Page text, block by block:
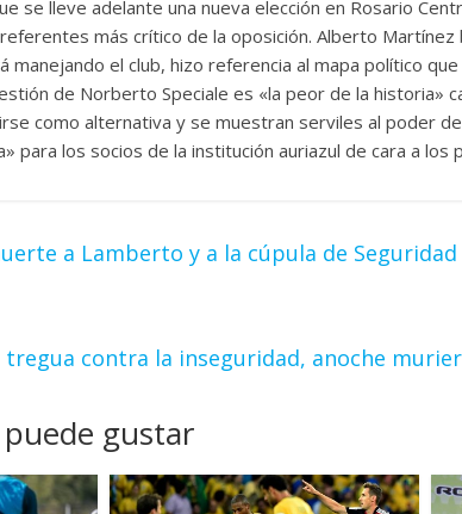
se lleve adelante una nueva elección en Rosario
más crítico de la oposición. Alberto
manejando el club, hizo referencia al mapa político
de Norberto Speciale es «la peor de la historia»
como alternativa y se muestran serviles al poder
para los socios de la institución auriazul de cara a los
a Lamberto y a la cúpula de
tregua contra la inseguridad, anoche
gustar